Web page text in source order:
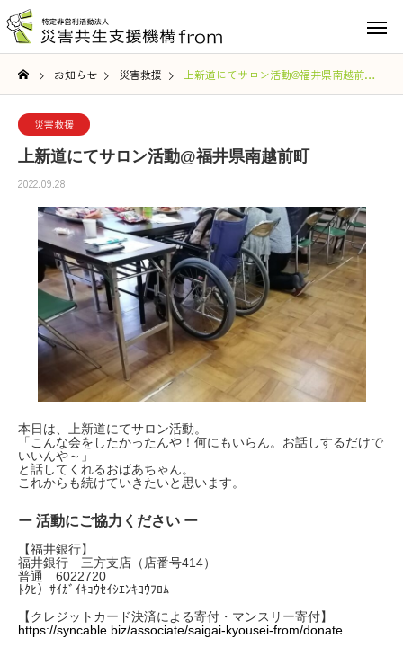
お知らせ 災害救援 上新道にてサロン活動@福井県南越前町
災害救援
上新道にてサロン活動@福井県南越前町
2022.09.28
本日は、上新道にてサロン活動。
「こんな会をしたかったんや！何にもいらん。お話しするだけで
いいんや～」
と話してくれるおばあちゃん。
これからも続けていきたいと思います。
ー 活動にご協力ください ー
【福井銀行】
福井銀行 三方支店（店番号414）
普通 6022720
ﾄｸﾋ）ｻｲｶﾞｲｷｮｳｾｲｼｴﾝｷｺｳﾌﾛﾑ
【クレジットカード決済による寄付・マンスリー寄付】
https://syncable.biz/associate/saigai-kyousei-from/donate